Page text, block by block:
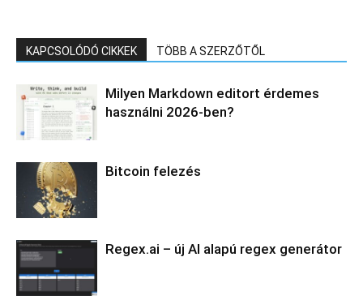
KAPCSOLÓDÓ CIKKEK TÖBB A SZERZŐTŐL
Milyen Markdown editort érdemes
használni 2026-ben?
Bitcoin felezés
Regex.ai – új AI alapú regex generátor